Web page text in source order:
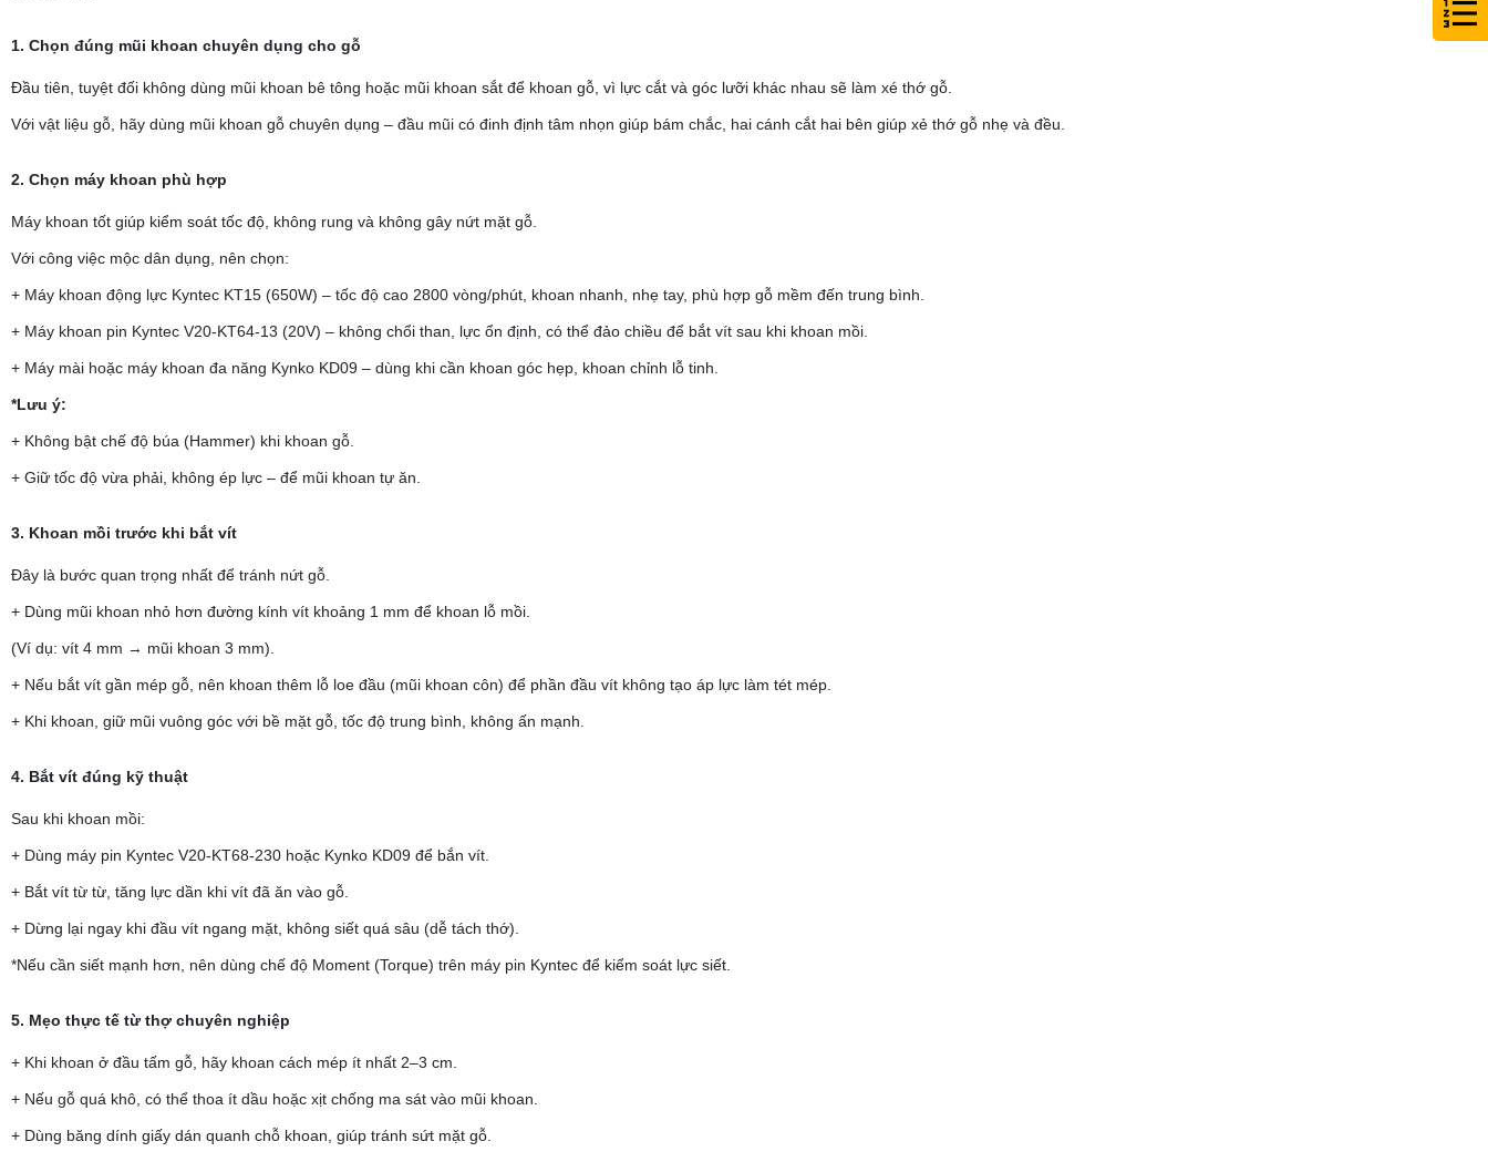
1. Chọn đúng mũi khoan chuyên dụng cho gỗ
Đầu tiên, tuyệt đối không dùng mũi khoan bê tông hoặc mũi khoan sắt để khoan gỗ, vì lực cắt và góc lưỡi khác nhau sẽ làm xé thớ gỗ.
Với vật liệu gỗ, hãy dùng mũi khoan gỗ chuyên dụng – đầu mũi có đinh định tâm nhọn giúp bám chắc, hai cánh cắt hai bên giúp xẻ thớ gỗ nhẹ và đều.
2. Chọn máy khoan phù hợp
Máy khoan tốt giúp kiểm soát tốc độ, không rung và không gây nứt mặt gỗ.
Với công việc mộc dân dụng, nên chọn:
+ Máy khoan động lực Kyntec KT15 (650W) – tốc độ cao 2800 vòng/phút, khoan nhanh, nhẹ tay, phù hợp gỗ mềm đến trung bình.
+ Máy khoan pin Kyntec V20-KT64-13 (20V) – không chổi than, lực ổn định, có thể đảo chiều để bắt vít sau khi khoan mồi.
+ Máy mài hoặc máy khoan đa năng Kynko KD09 – dùng khi cần khoan góc hẹp, khoan chỉnh lỗ tinh.
*Lưu ý:
+ Không bật chế độ búa (Hammer) khi khoan gỗ.
+ Giữ tốc độ vừa phải, không ép lực – để mũi khoan tự ăn.
3. Khoan mồi trước khi bắt vít
Đây là bước quan trọng nhất để tránh nứt gỗ.
+ Dùng mũi khoan nhỏ hơn đường kính vít khoảng 1 mm để khoan lỗ mồi.
(Ví dụ: vít 4 mm → mũi khoan 3 mm).
+ Nếu bắt vít gần mép gỗ, nên khoan thêm lỗ loe đầu (mũi khoan côn) để phần đầu vít không tạo áp lực làm tét mép.
+ Khi khoan, giữ mũi vuông góc với bề mặt gỗ, tốc độ trung bình, không ấn mạnh.
4. Bắt vít đúng kỹ thuật
Sau khi khoan mồi:
+ Dùng máy pin Kyntec V20-KT68-230 hoặc Kynko KD09 để bắn vít.
+ Bắt vít từ từ, tăng lực dần khi vít đã ăn vào gỗ.
+ Dừng lại ngay khi đầu vít ngang mặt, không siết quá sâu (dễ tách thớ).
*Nếu cần siết mạnh hơn, nên dùng chế độ Moment (Torque) trên máy pin Kyntec để kiểm soát lực siết.
5. Mẹo thực tế từ thợ chuyên nghiệp
+ Khi khoan ở đầu tấm gỗ, hãy khoan cách mép ít nhất 2–3 cm.
+ Nếu gỗ quá khô, có thể thoa ít dầu hoặc xịt chống ma sát vào mũi khoan.
+ Dùng băng dính giấy dán quanh chỗ khoan, giúp tránh sứt mặt gỗ.